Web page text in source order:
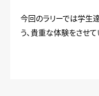
今回のラリーでは学生
う、貴重な体験をさせて